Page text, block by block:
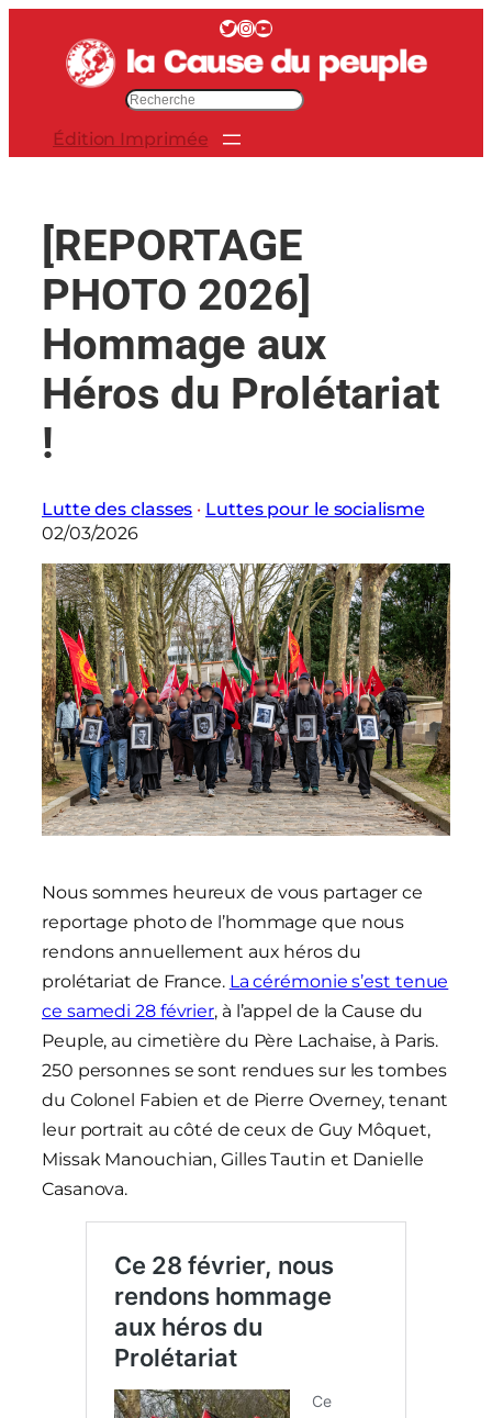
contenu
Twitter InstagramYouTube
r
h
e
r
Édition Imprimée
[REPORTAGE
PHOTO 2026]
Hommage aux
Héros du Prolétariat
!
Lutte des classes · Luttes pour le socialisme
02/03/2026
Nous sommes heureux de vous partager ce
reportage photo de l’hommage que nous
rendons annuellement aux héros du
prolétariat de France. La cérémonie s’est tenue
ce samedi 28 février, à l’appel de la Cause du
Peuple, au cimetière du Père Lachaise, à Paris.
250 personnes se sont rendues sur les tombes
du Colonel Fabien et de Pierre Overney, tenant
leur portrait au côté de ceux de Guy Môquet,
Missak Manouchian, Gilles Tautin et Danielle
Casanova.